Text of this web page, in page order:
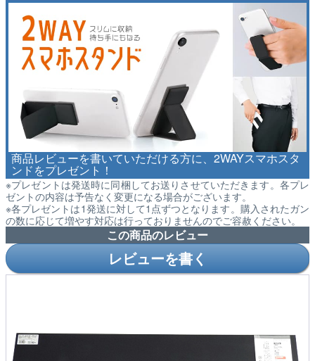
商品レビューを書いていただける方に、2WAYスマホスタ
ンドをプレゼント！
※プレゼントは発送時に同梱してお送りさせていただきます。各プレ
ゼントの内容は予告なく変更になる場合がございます。
※各プレゼントは1発送に対して1点ずつとなります。購入されたガン
の数に応じて増やす対応は行っておりませんのでご容赦ください。
この商品のレビュー
レビューを書く